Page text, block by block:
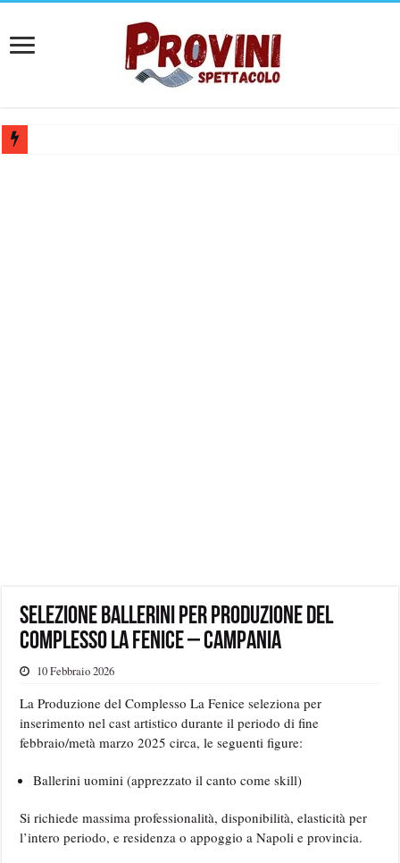
Selezione ballerini per Produzione del
Complesso La Fenice – Campania
10 Febbraio 2026
La Produzione del Complesso La Fenice seleziona per
inserimento nel cast artistico durante il periodo di fine
febbraio/metà marzo 2025 circa, le seguenti figure:
Ballerini uomini (apprezzato il canto come skill)
Si richiede massima professionalità, disponibilità, elasticità per
l’intero periodo, e residenza o appoggio a Napoli e provincia.